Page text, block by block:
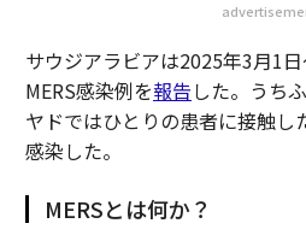
サウジアラビアは2025年3月1
MERS感染例を報告した。うち
ヤドではひとりの患者に接触し
感染した。
MERSとは何か？